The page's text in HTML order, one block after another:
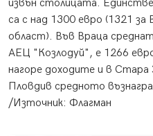
извън столицата.
са с над 1300 евро (1321 за
област). Във Враца
АЕЦ "Козлодуй", е 1266
нагоре доходите и в Стара
Пловдив средното
/Източник: Флагман